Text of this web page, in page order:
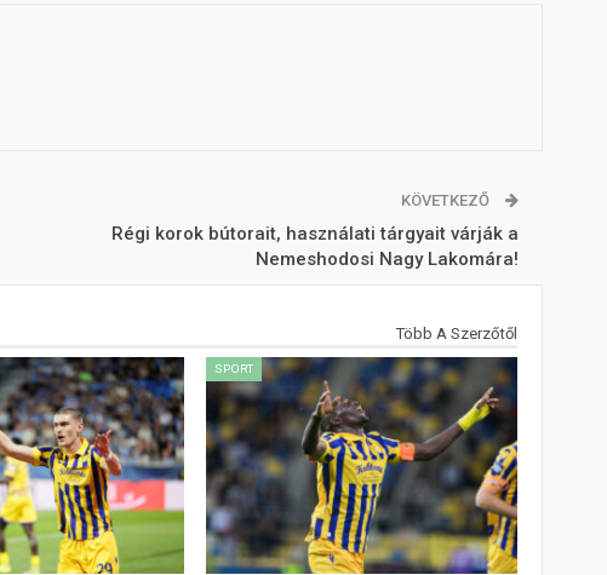
KÖVETKEZŐ
Régi korok bútorait, használati tárgyait várják a
Nemeshodosi Nagy Lakomára!
Több A Szerzőtől
SPORT